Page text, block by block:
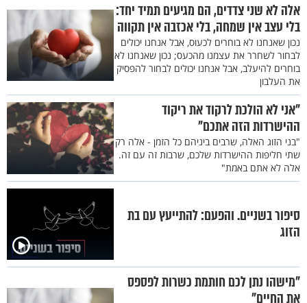
אלה לא שני צדדים, הם מגיעים תמיד יחד:
בלי עצב אין שמחה, בלי אכזבה אין תקווה
נכון שאנחנו לא בוחרים לכעוס, אבל אנחנו יכולים
לבחור לשחרר את עצמנו מהכעס; נכון שאנחנו לא
בוחרים להיעלב, אבל אנחנו יכולים לבחור להפסיק
את העלבון
"אני לא הולכת לרקוד את ריקוד
ההישרדות הזה אתכם"
"בני הזוג האלה, שרבים ביניהם כל הזמן - אלה רק
שתי חליפות ההישרדות שלכם, שרבות זה עם זה.
אלה לא אתם באמת"
סיפור בשניים. והפעם: להתייעץ עם בת
הזוג
"מישהו נתן לכם חותמת כשרות לפספס
את החיים"